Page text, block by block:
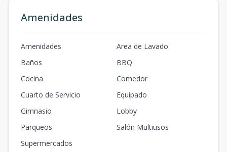
Amenidades
Amenidades
Area de Lavado
Baños
BBQ
Cocina
Comedor
Cuarto de Servicio
Equipado
Gimnasio
Lobby
Parqueos
Salón Multiusos
Supermercados